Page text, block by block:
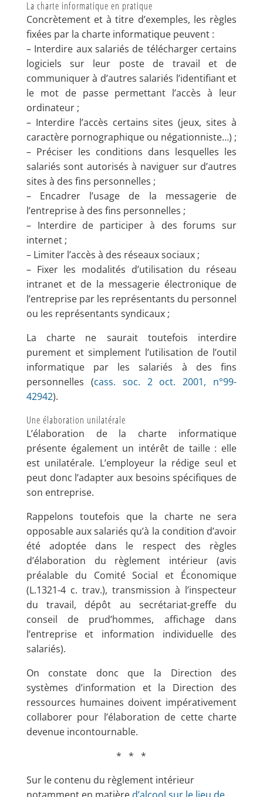
La charte informatique en pratique
Concrètement et à titre d’exemples, les règles
fixées par la charte informatique peuvent :
– Interdire aux salariés de télécharger certains
logiciels sur leur poste de travail et de
communiquer à d’autres salariés l’identifiant et
le mot de passe permettant l’accès à leur
ordinateur ;
– Interdire l’accès certains sites (jeux, sites à
caractère pornographique ou négationniste…) ;
– Préciser les conditions dans lesquelles les
salariés sont autorisés à naviguer sur d’autres
sites à des fins personnelles ;
– Encadrer l’usage de la messagerie de
l’entreprise à des fins personnelles ;
– Interdire de participer à des forums sur
internet ;
– Limiter l’accès à des réseaux sociaux ;
– Fixer les modalités d’utilisation du réseau
intranet et de la messagerie électronique de
l’entreprise par les représentants du personnel
ou les représentants syndicaux ;
La charte ne saurait toutefois interdire
purement et simplement l’utilisation de l’outil
informatique par les salariés à des fins
personnelles (cass. soc. 2 oct. 2001, n°99-
42942).
Une élaboration unilatérale
L’élaboration de la charte informatique
présente également un intérêt de taille : elle
est unilatérale. L’employeur la rédige seul et
peut donc l’adapter aux besoins spécifiques de
son entreprise.
Rappelons toutefois que la charte ne sera
opposable aux salariés qu’à la condition d’avoir
été adoptée dans le respect des règles
d’élaboration du règlement intérieur (avis
préalable du Comité Social et Économique
(L.1321-4 c. trav.), transmission à l’inspecteur
du travail, dépôt au secrétariat-greffe du
conseil de prud’hommes, affichage dans
l’entreprise et information individuelle des
salariés).
On constate donc que la Direction des
systèmes d’information et la Direction des
ressources humaines doivent impérativement
collaborer pour l’élaboration de cette charte
devenue incontournable.
* * *
Sur le contenu du règlement intérieur